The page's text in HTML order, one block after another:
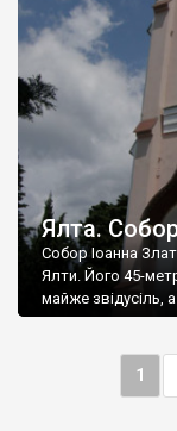
Ялта.
Собор Іоанна
Ялти. Його 45-
майже звідусіль,
1